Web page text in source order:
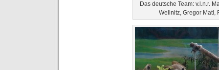
Das deutsche Team: v.l.n.r.
Wellnitz, Gregor Matl,